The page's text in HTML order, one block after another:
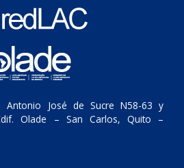
Antonio José de Sucre N58-63 y
Olade – San Carlos, Quito –